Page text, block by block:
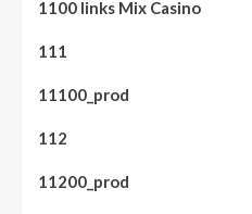
1100 links Mix Casino
111
11100_prod
112
11200_prod